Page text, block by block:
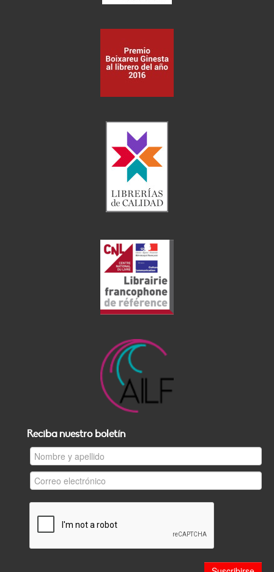
Reciba nuestro boletín